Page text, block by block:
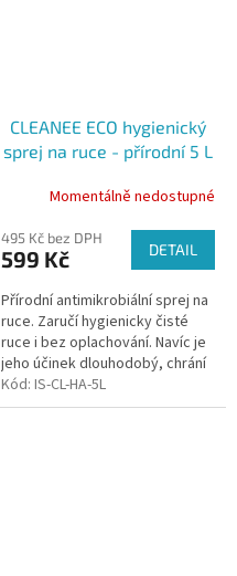
CLEANEE ECO hygienický
sprej na ruce - přírodní 5 L
Momentálně nedostupné
495 Kč bez DPH
599 Kč DETAIL
Přírodní antimikrobiální sprej na
ruce. Zaručí hygienicky čisté
ruce i bez oplachování. Navíc je
jeho účinek dlouhodobý, chrání
ruce před následnými
nežádoucími vlivy. Vhodný do...
Kód: IS-CL-HA-5L